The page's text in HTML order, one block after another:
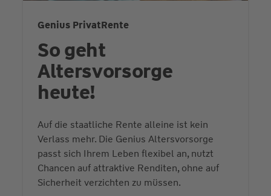
Genius PrivatRente
So geht
Altersvorsorge
heute!
Auf die staatliche Rente alleine ist kein
Verlass mehr. Die Genius Altersvorsorge
passt sich Ihrem Leben flexibel an, nutzt
Chancen auf attraktive Renditen, ohne auf
Sicherheit verzichten zu müssen.